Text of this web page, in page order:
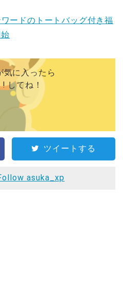
ードのトートバッグ付き福
気に入ったら
してね！
ツイートする
asuka_xp